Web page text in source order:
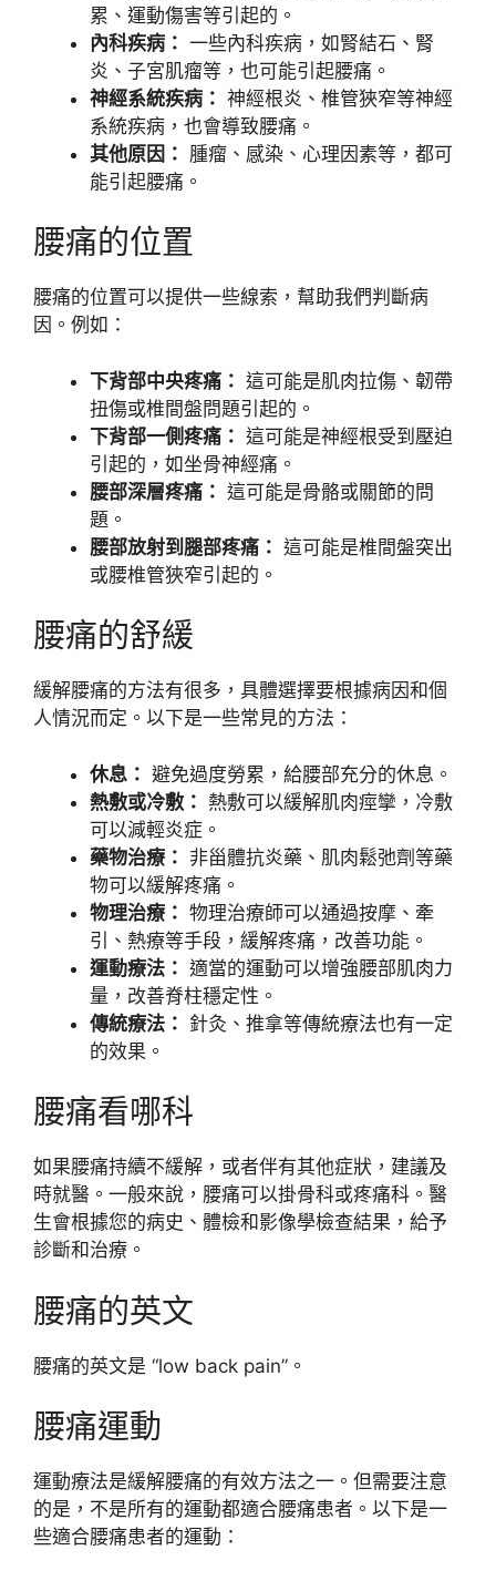
累、運動傷害等引起的。
內科疾病： 一些內科疾病，如腎結石、腎
炎、子宮肌瘤等，也可能引起腰痛。
神經系統疾病： 神經根炎、椎管狹窄等神經
系統疾病，也會導致腰痛。
其他原因： 腫瘤、感染、心理因素等，都可
能引起腰痛。
腰痛的位置
腰痛的位置可以提供一些線索，幫助我們判斷病
因。例如：
下背部中央疼痛： 這可能是肌肉拉傷、韌帶
扭傷或椎間盤問題引起的。
下背部一側疼痛： 這可能是神經根受到壓迫
引起的，如坐骨神經痛。
腰部深層疼痛： 這可能是骨骼或關節的問
題。
腰部放射到腿部疼痛： 這可能是椎間盤突出
或腰椎管狹窄引起的。
腰痛的舒緩
緩解腰痛的方法有很多，具體選擇要根據病因和個
人情況而定。以下是一些常見的方法：
休息： 避免過度勞累，給腰部充分的休息。
熱敷或冷敷： 熱敷可以緩解肌肉痙攣，冷敷
可以減輕炎症。
藥物治療： 非甾體抗炎藥、肌肉鬆弛劑等藥
物可以緩解疼痛。
物理治療： 物理治療師可以通過按摩、牽
引、熱療等手段，緩解疼痛，改善功能。
運動療法： 適當的運動可以增強腰部肌肉力
量，改善脊柱穩定性。
傳統療法： 針灸、推拿等傳統療法也有一定
的效果。
腰痛看哪科
如果腰痛持續不緩解，或者伴有其他症狀，建議及
時就醫。一般來說，腰痛可以掛骨科或疼痛科。醫
生會根據您的病史、體檢和影像學檢查結果，給予
診斷和治療。
腰痛的英文
腰痛的英文是 “low back pain”。
腰痛運動
運動療法是緩解腰痛的有效方法之一。但需要注意
的是，不是所有的運動都適合腰痛患者。以下是一
些適合腰痛患者的運動：